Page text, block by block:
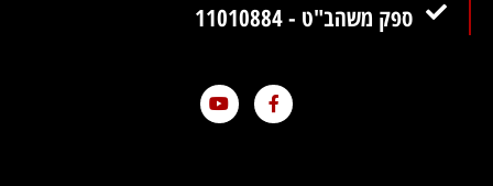
ספק משהב"ט - 11010884